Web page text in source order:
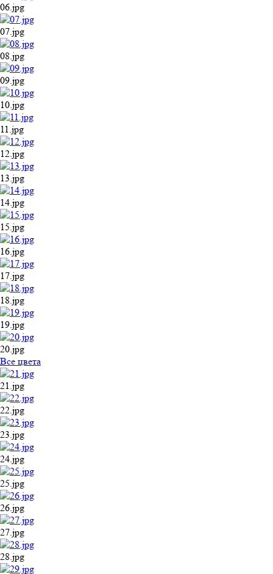
06.jpg
07.jpg
08.jpg
09.jpg
10.jpg
11.jpg
12.jpg
13.jpg
14.jpg
15.jpg
16.jpg
17.jpg
18.jpg
19.jpg
20.jpg
Все цвета
21.jpg
22.jpg
23.jpg
24.jpg
25.jpg
26.jpg
27.jpg
28.jpg